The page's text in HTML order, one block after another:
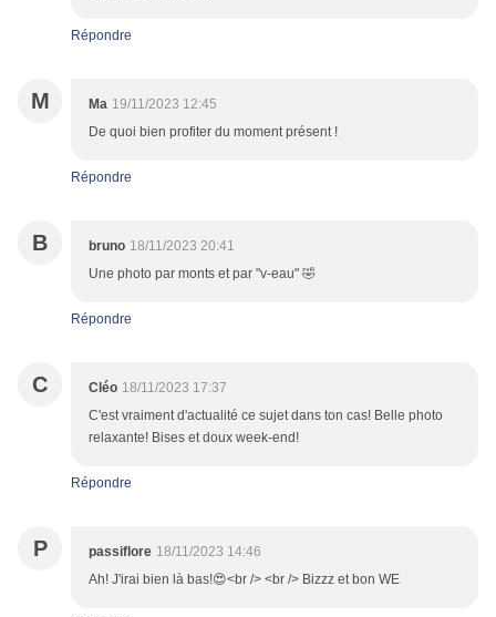
Répondre
M Ma 19/11/2023 12:45
De quoi bien profiter du moment présent !
Répondre
B bruno 18/11/2023 20:41
Une photo par monts et par "v-eau" 🤣
Répondre
C Cléo 18/11/2023 17:37
C'est vraiment d'actualité ce sujet dans ton cas! Belle photo
relaxante! Bises et doux week-end!
Répondre
P passiflore 18/11/2023 14:46
Ah! J'irai bien là bas!😍<br /> <br /> Bizzz et bon WE